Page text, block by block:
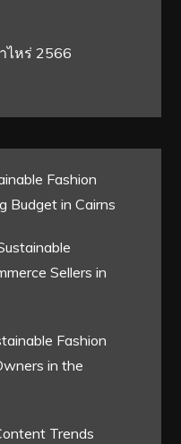
ไหร่ 2566
Fashion
Budget in Cairns
Sellers in
Fashion
in the
Trends